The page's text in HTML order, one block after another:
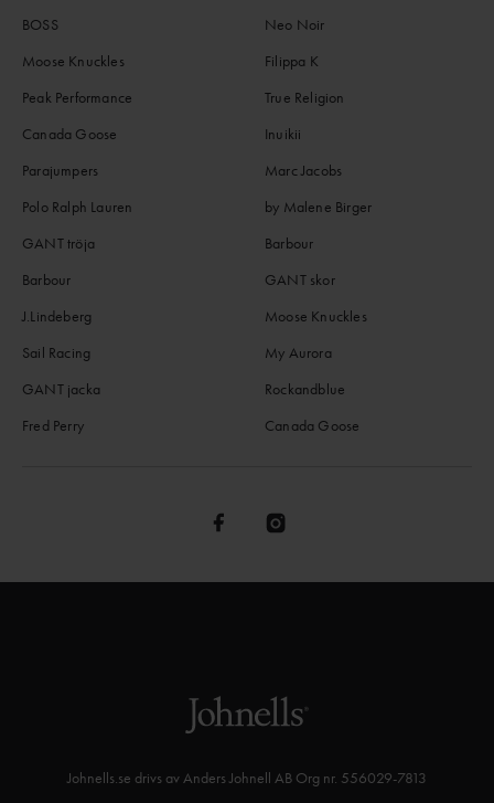
BOSS
Moose Knuckles
Peak Performance
Canada Goose
Parajumpers
Polo Ralph Lauren
GANT tröja
Barbour
J.Lindeberg
Sail Racing
GANT jacka
Fred Perry
Neo Noir
Filippa K
True Religion
Inuikii
Marc Jacobs
by Malene Birger
Barbour
GANT skor
Moose Knuckles
My Aurora
Rockandblue
Canada Goose
Johnells.se drivs av Anders Johnell AB Org nr. 556029-7813